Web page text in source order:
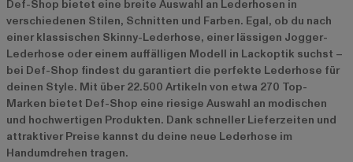
Def-Shop bietet eine breite Auswahl an Lederhosen in
verschiedenen Stilen, Schnitten und Farben. Egal, ob du nach
einer klassischen Skinny-Lederhose, einer lässigen Jogger-
Lederhose oder einem auffälligen Modell in Lackoptik suchst –
bei Def-Shop findest du garantiert die perfekte Lederhose für
deinen Style. Mit über 22.500 Artikeln von etwa 270 Top-
Marken bietet Def-Shop eine riesige Auswahl an modischen
und hochwertigen Produkten. Dank schneller Lieferzeiten und
attraktiver Preise kannst du deine neue Lederhose im
Handumdrehen tragen.